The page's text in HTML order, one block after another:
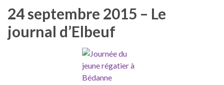
24 septembre 2015 – Le
journal d’Elbeuf